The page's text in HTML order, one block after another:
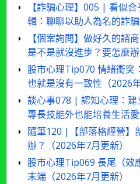
【詐騙心理】005 | 看似
輯：聊聊以助人為名的詐騙
【個案詢問】做好久的諮
是不是就沒進步？要怎麼
股市心理Tip070 情緒衝突
也就是沒有一致性（2026
談心事078 | 認知心理：
專長技能外也能培養生活
隨筆120 |【部落格經營】
辦？（2026年7月更新）
股市心理Tip069 長尾（效
末端（2026年7月更新）